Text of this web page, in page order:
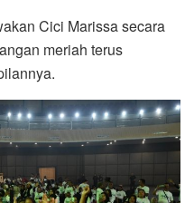
Cici Marissa secara
meriah terus